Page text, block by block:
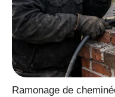
Ramonage de